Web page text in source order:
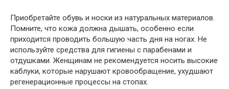
Приобретайте обувь и носки из натуральных материалов.
Помните, что кожа должна дышать, особенно если
приходится проводить большую часть дня на ногах. Не
используйте средства для гигиены с парабенами и
отдушками. Женщинам не рекомендуется носить высокие
каблуки, которые нарушают кровообращение, ухудшают
регенерационные процессы на стопах.